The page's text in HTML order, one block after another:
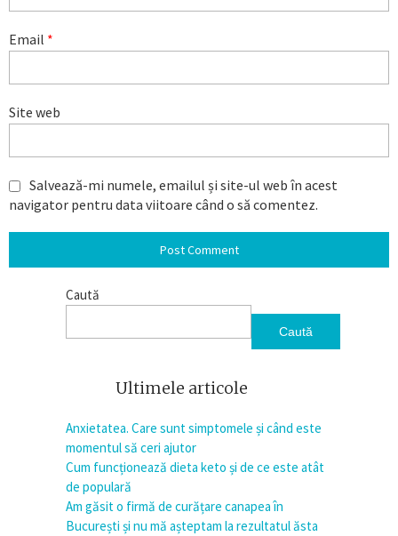
Email *
Site web
Salvează-mi numele, emailul și site-ul web în acest
navigator pentru data viitoare când o să comentez.
Caută
Caută
Ultimele articole
Anxietatea. Care sunt simptomele și când este
momentul să ceri ajutor
Cum funcționează dieta keto și de ce este atât
de populară
Am găsit o firmă de curățare canapea în
București și nu mă așteptam la rezultatul ăsta